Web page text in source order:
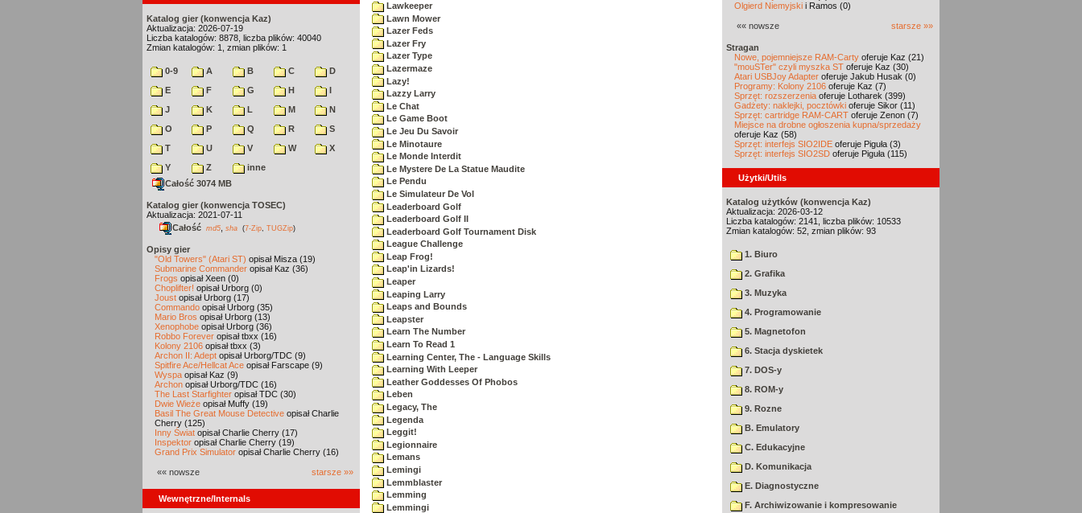
Katalog gier (konwencja Kaz)
Aktualizacja: 2026-07-19
Liczba katalogów: 8878, liczba plików: 40040
Zmian katalogów: 1, zmian plików: 1
0-9 A B C
D
E
F G H
I
J
K L M
N
O
P Q R
S
T
U V W
X
Y
Z
inne
Całość 3074 MB
Katalog gier (konwencja TOSEC)
Aktualizacja: 2021-07-11
Całość md5 sha (7-Zip TUGZip)
Opisy gier
"Old Towers" (Atari ST) opisał Misza (19)
Submarine Commander opisał Kaz (36)
Frogs opisał Xeen (0)
Choplifter! opisał Urborg (0)
Joust opisał Urborg (17)
Commando opisał Urborg (35)
Mario Bros opisał Urborg (13)
Xenophobe opisał Urborg (36)
Robbo Forever opisał tbxx (16)
Kolony 2106 opisał tbxx (3)
Archon II: Adept opisał Urborg/TDC (9)
Spitfire Ace/Hellcat Ace opisał Farscape (9)
Wyspa opisał Kaz (9)
Archon opisał Urborg/TDC (16)
The Last Starfighter opisał TDC (30)
Dwie Wieże opisał Muffy (19)
Basil The Great Mouse Detective opisał Charlie
Cherry (125)
Inny Świat opisał Charlie Cherry (17)
Inspektor opisał Charlie Cherry (19)
Grand Prix Simulator opisał Charlie Cherry (16)
«« nowsze starsze »»
Wewnętrzne/Internals
Lawkeeper
Lawn Mower
Lazer Feds
Lazer Fry
Lazer Type
Lazermaze
Lazy!
Lazzy Larry
Le Chat
Le Game Boot
Le Jeu Du Savoir
Le Minotaure
Le Monde Interdit
Le Mystere De La Statue Maudite
Le Pendu
Le Simulateur De Vol
Leaderboard Golf
Leaderboard Golf II
Leaderboard Golf Tournament Disk
League Challenge
Leap Frog!
Leap'in Lizards!
Leaper
Leaping Larry
Leaps and Bounds
Leapster
Learn The Number
Learn To Read 1
Learning Center, The - Language Skills
Learning With Leeper
Leather Goddesses Of Phobos
Leben
Legacy, The
Legenda
Leggit!
Legionnaire
Lemans
Lemingi
Lemmblaster
Lemming
Lemmingi
Olgierd Niemyjski i Ramos (0)
«« nowsze starsze »»
Stragan
Nowe, pojemniejsze RAM-Carty oferuje Kaz (21)
"mouSTer" czyli myszka ST oferuje Kaz (30)
Atari USBJoy Adapter oferuje Jakub Husak (0)
Programy: Kolony 2106 oferuje Kaz (7)
Sprzęt: rozszerzenia oferuje Lotharek (399)
Gadżety: naklejki, pocztówki oferuje Sikor (11)
Sprzęt: cartridge RAM-CART oferuje Zenon (7)
Miejsce na drobne ogłoszenia kupna/sprzedaży
oferuje Kaz (58)
Sprzęt: interfejs SIO2IDE oferuje Piguła (3)
Sprzęt: interfejs SIO2SD oferuje Piguła (115)
Użytki/Utils
Katalog użytków (konwencja Kaz)
Aktualizacja: 2026-03-12
Liczba katalogów: 2141, liczba plików: 10533
Zmian katalogów: 52, zmian plików: 93
1. Biuro
2. Grafika
3. Muzyka
4. Programowanie
5. Magnetofon
6. Stacja dyskietek
7. DOS-y
8. ROM-y
9. Rozne
B. Emulatory
C. Edukacyjne
D. Komunikacja
E. Diagnostyczne
F. Archiwizowanie i kompresowanie